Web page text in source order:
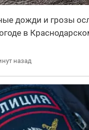
дожди и грозы
в
назад